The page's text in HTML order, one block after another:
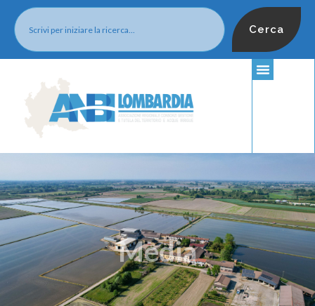
Cerca
Media